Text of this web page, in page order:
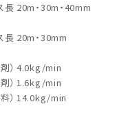
長 20m・30m・40mm
長 20m・30mm
） 4.0kg/min
） 1.6kg/min
） 14.0kg/min